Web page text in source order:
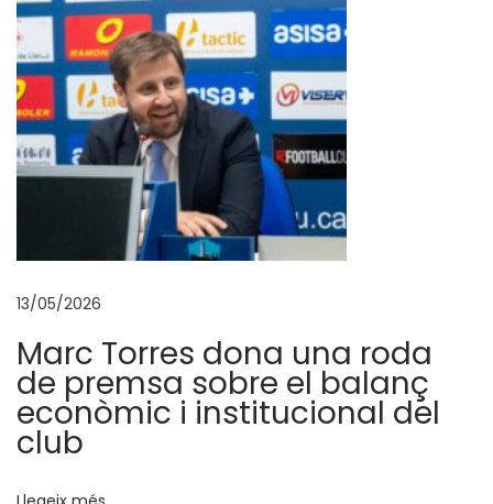
m
e
r
g
r
a
a
o
c
i
n
13/05/2026
Marc Torres dona una roda
de premsa sobre el balanç
econòmic i institucional del
club